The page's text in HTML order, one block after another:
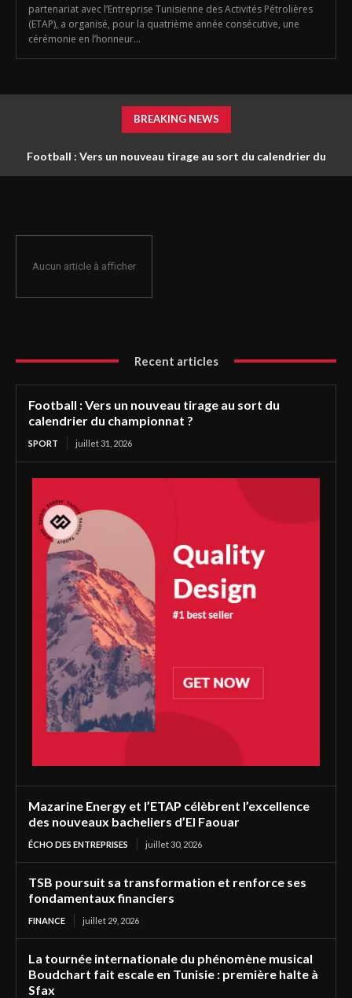
partenariat avec l’Entreprise Tunisienne des Activités Pétrolières
(ETAP), a organisé, pour la quatrième année consécutive, une
cérémonie en l’honneur...
BREAKING NEWS
Football : Vers un nouveau tirage au sort du calendrier du
Aucun article à afficher
Recent articles
Football : Vers un nouveau tirage au sort du
calendrier du championnat ?
SPORT juillet 31, 2026
Mazarine Energy et l’ETAP célèbrent l’excellence
des nouveaux bacheliers d’El Faouar
ÉCHO DES ENTREPRISES juillet 30, 2026
TSB poursuit sa transformation et renforce ses
fondamentaux financiers
FINANCE juillet 29, 2026
La tournée internationale du phénomène musical
Boudchart fait escale en Tunisie : première halte à
Sfax